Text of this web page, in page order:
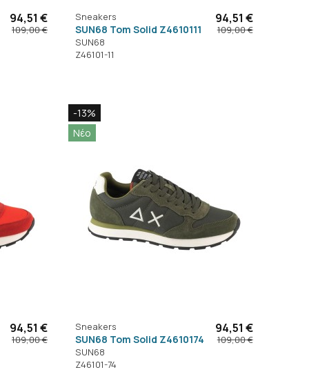
94,51 €
109,00 €
Sneakers
SUN68 Tom Solid Z4610111
SUN68
Z46101-11
94,51 €
109,00 €
94,51 €
109,00 €
-13%
Νέο
Sneakers
SUN68 Tom Solid Z4610174
SUN68
Z46101-74
94,51 €
109,00 €